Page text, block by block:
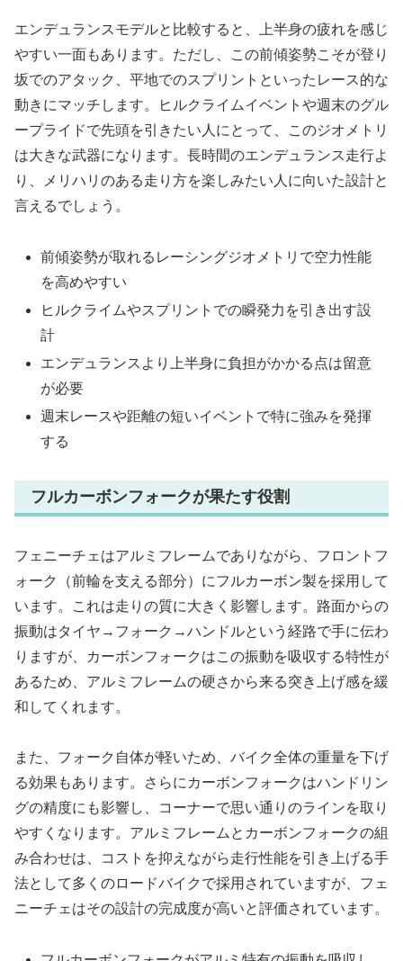
エンデュランスモデルと比較すると、上半身の疲れを感じ
やすい一面もあります。ただし、この前傾姿勢こそが登り
坂でのアタック、平地でのスプリントといったレース的な
動きにマッチします。ヒルクライムイベントや週末のグル
ープライドで先頭を引きたい人にとって、このジオメトリ
は大きな武器になります。長時間のエンデュランス走行よ
り、メリハリのある走り方を楽しみたい人に向いた設計と
言えるでしょう。
前傾姿勢が取れるレーシングジオメトリで空力性能
を高めやすい
ヒルクライムやスプリントでの瞬発力を引き出す設
計
エンデュランスより上半身に負担がかかる点は留意
が必要
週末レースや距離の短いイベントで特に強みを発揮
する
フルカーボンフォークが果たす役割
フェニーチェはアルミフレームでありながら、フロントフ
ォーク（前輪を支える部分）にフルカーボン製を採用して
います。これは走りの質に大きく影響します。路面からの
振動はタイヤ→フォーク→ハンドルという経路で手に伝わ
りますが、カーボンフォークはこの振動を吸収する特性が
あるため、アルミフレームの硬さから来る突き上げ感を緩
和してくれます。
また、フォーク自体が軽いため、バイク全体の重量を下げ
る効果もあります。さらにカーボンフォークはハンドリン
グの精度にも影響し、コーナーで思い通りのラインを取り
やすくなります。アルミフレームとカーボンフォークの組
み合わせは、コストを抑えながら走行性能を引き上げる手
法として多くのロードバイクで採用されていますが、フェ
ニーチェはその設計の完成度が高いと評価されています。